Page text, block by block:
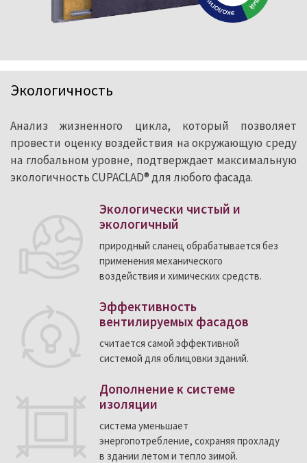
Экологичность
Анализ жизненного цикла, который позволяет
провести оценку воздействия на окружающую среду
на глобальном уровне, подтверждает максимальную
экологичность CUPACLAD® для любого фасада.
Экологически чистый и
экологичный
природный сланец обрабатывается без
применения механического
воздействия и химических средств.
Эффективность
вентилируемых фасадов
считается самой эффективной
системой для облицовки зданий.
Дополнение к системе
изоляции
система уменьшает
энергопотребление, сохраняя прохладу
в здании летом и тепло зимой.